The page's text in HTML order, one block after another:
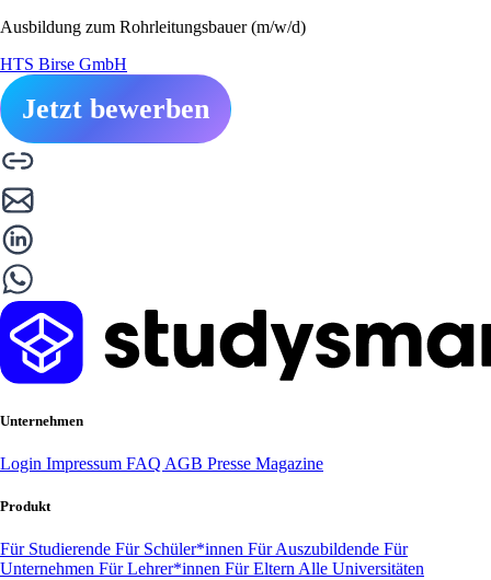
Ausbildung zum Rohrleitungsbauer (m/w/d)
HTS Birse GmbH
Jetzt bewerben
Unternehmen
Login Impressum FAQ AGB Presse Magazine
Produkt
Für Studierende Für Schüler*innen Für Auszubildende Für
Unternehmen Für Lehrer*innen Für Eltern Alle Universitäten